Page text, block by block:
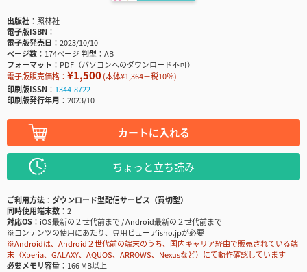
出版社
照林社
電子版ISBN
電子版発売日
2023/10/10
ページ数
174ページ判型
AB
フォーマット
PDF（パソコンへのダウンロード不可）
電子版販売価格： ¥1,500(本体¥1,364＋税10％)
印刷版ISSN
1344-8722
印刷版発行年月
2023/10
カートに入れる
ちょっと立ち読み
ご利用方法
ダウンロード型配信サービス（買切型）
同時使用端末数
2
対応OS
iOS最新の２世代前まで / Android最新の２世代前まで
※コンテンツの使用にあたり、専用ビューアisho.jpが必要
※Androidは、Android２世代前の端末のうち、国内キャリア経由で販売されている端
末（Xperia、GALAXY、AQUOS、ARROWS、Nexusなど）にて動作確認しています
必要メモリ容量
166 MB以上